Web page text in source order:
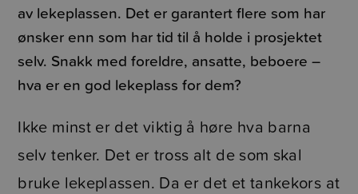
av lekeplassen. Det er garantert flere som har
ønsker enn som har tid til å holde i prosjektet
selv. Snakk med foreldre, ansatte, beboere –
hva er en god lekeplass for dem?
Ikke minst er det viktig å høre hva barna
selv tenker. Det er tross alt de som skal
bruke lekeplassen. Da er det et tankekors at